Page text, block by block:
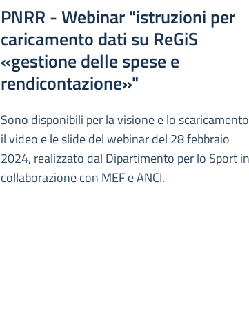
PNRR - Webinar "istruzioni per
caricamento dati su ReGiS
«gestione delle spese e
rendicontazione»"
Sono disponibili per la visione e lo scaricamento
il video e le slide del webinar del 28 febbraio
2024, realizzato dal Dipartimento per lo Sport in
collaborazione con MEF e ANCI.